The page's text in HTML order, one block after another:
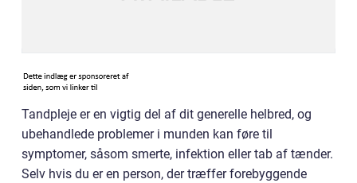
Tandpleje er en vigtig del af dit generelle helbred, og
ubehandlede problemer i munden kan føre til
symptomer, såsom smerte, infektion eller tab af tænder.
Selv hvis du er en person, der træffer forebyggende